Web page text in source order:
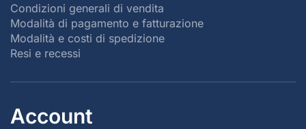
Condizioni generali di vendita
Modalità di pagamento e fatturazione
Modalità e costi di spedizione
Resi e recessi
Account